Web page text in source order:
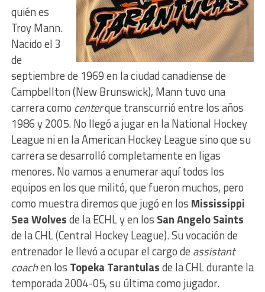
quién es
Troy Mann.
Nacido el 3
de
septiembre de 1969 en la ciudad canadiense de
Campbellton (New Brunswick), Mann tuvo una
carrera como centerque transcurrió entre los años
1986 y 2005. No llegó a jugar en la National Hockey
League ni en la American Hockey League sino que su
carrera se desarrolló completamente en ligas
menores. No vamos a enumerar aquí todos los
equipos en los que militó, que fueron muchos, pero
como muestra diremos que jugó en los Mississippi
Sea Wolvesde la ECHL y en los San Angelo Saints
de la CHL (Central Hockey League). Su vocación de
entrenador le llevó a ocupar el cargo de assistant
coachen los Topeka Tarantulasde la CHL durante la
temporada 2004-05, su última como jugador.